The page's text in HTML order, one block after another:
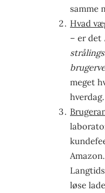
samme
Hvad
– er det
meget
hverdag.
løse